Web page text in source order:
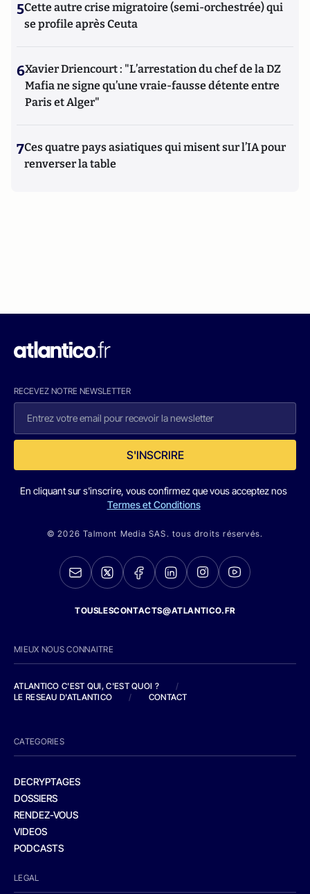
5Cette autre crise migratoire (semi-orchestrée) qui
se profile après Ceuta
6Xavier Driencourt : "L’arrestation du chef de la DZ
Mafia ne signe qu’une vraie-fausse détente entre
Paris et Alger"
7Ces quatre pays asiatiques qui misent sur l’IA pour
renverser la table
RECEVEZ NOTRE NEWSLETTER
S'INSCRIRE
En cliquant sur s'inscrire, vous confirmez que vous acceptez nos
Termes et Conditions
© 2026 Talmont Media SAS. tous droits réservés.
TOUSLESCONTACTS@ATLANTICO.FR
MIEUX NOUS CONNAITRE
ATLANTICO C'EST QUI, C'EST QUOI ?
/
LE RESEAU D'ATLANTICO
/ CONTACT
CATEGORIES
DECRYPTAGES
DOSSIERS
RENDEZ-VOUS
VIDEOS
PODCASTS
LEGAL